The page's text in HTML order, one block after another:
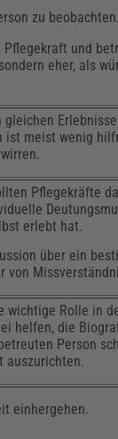
zu beobachten.
und
eher, als
ist meist wenig
Pflegekräfte
erlebt hat.
über ein
Rolle in
helfen, die
Person
auszurichten.
einhergehen.